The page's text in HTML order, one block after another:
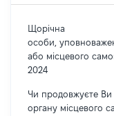
Щорічна
особи,
або місцевого
2024
Чи продовжуєте Ви
органу місцевого